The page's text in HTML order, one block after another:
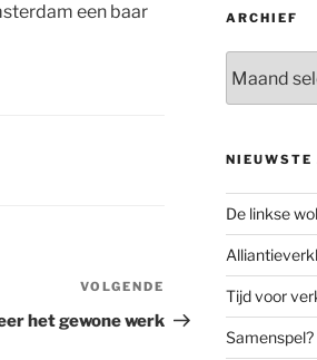
een baar
Volgend
bericht
VOLGENDE
het gewone werk
ARCHIEF
NIEUWSTE
De linkse
Tijd voor